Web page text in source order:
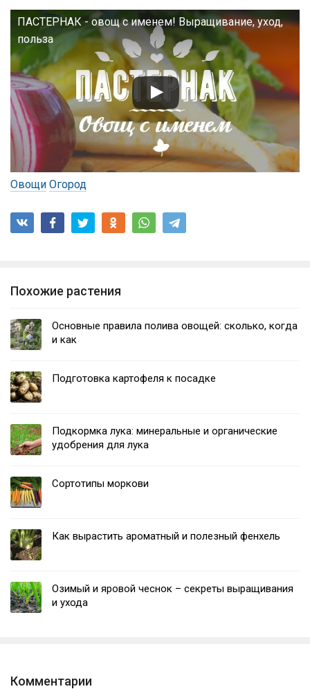
ПАСТЕРНАК - овощ с именем! Выращивание, уход,
польза
Овощи Огород
Похожие растения
Основные правила полива овощей: сколько, когда
и как
Подготовка картофеля к посадке
Подкормка лука: минеральные и органические
удобрения для лука
Сортотипы моркови
Как вырастить ароматный и полезный фенхель
Озимый и яровой чеснок – секреты выращивания
и ухода
Комментарии